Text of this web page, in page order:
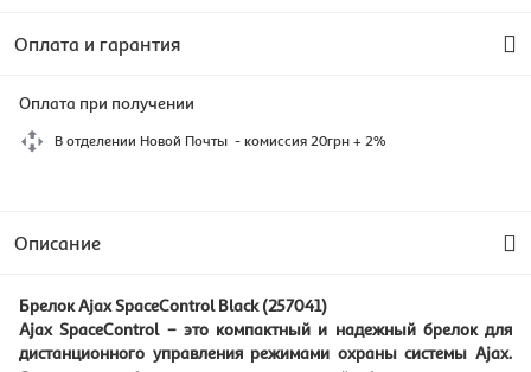
Оплата и гарантия
Оплата при получении
В отделении Новой Почты - комиссия 20грн + 2%
Описание
Брелок Ajax SpaceControl Black (257041)
Ajax SpaceControl – это компактный и надежный брелок для
дистанционного управления режимами охраны системы Ajax.